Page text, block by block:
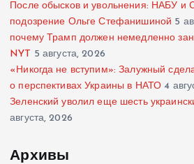
После обысков и увольнения: НАБУ и
подозрение Ольге Стефанишиной 5
почему Трамп должен немедленно
NYT 5 августа, 2026
«Никогда не вступим»: Залужный
о перспективах Украины в НАТО 4
Зеленский уволил еще шесть
августа, 2026
Архивы